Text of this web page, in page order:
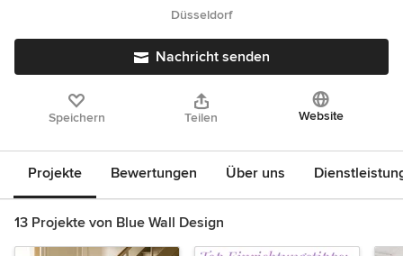
Düsseldorf
Nachricht senden
Speichern Teilen Website
Projekte Bewertungen Über uns
13 Projekte von Blue Wall Design